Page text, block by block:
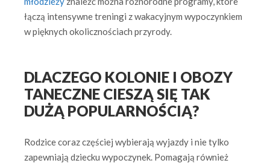
łączą intensywne treningi z wakacyjnym wypoczynkiem
w pięknych okolicznościach przyrody.
DLACZEGO KOLONIE I OBOZY
TANECZNE CIESZĄ SIĘ TAK
DUŻĄ POPULARNOŚCIĄ?
Rodzice coraz częściej wybierają wyjazdy i nie tylko
zapewniają dziecku wypoczynek. Pomagają również